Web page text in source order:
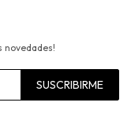
novedades!
SUSCRIBIRME